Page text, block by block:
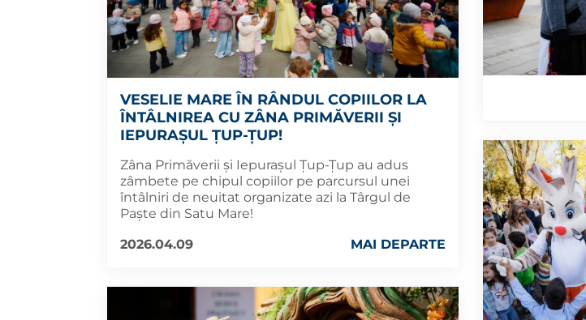
VESELIE MARE ÎN RÂNDUL COPIILOR LA
ÎNTÂLNIREA CU ZÂNA PRIMĂVERII ȘI
IEPURAȘUL ȚUP-ȚUP!
Zâna Primăverii și Iepurașul Țup-Țup au adus
zâmbete pe chipul copiilor pe parcursul unei
întâlniri de neuitat organizate azi la Târgul de
Paște din Satu Mare!
2026.04.09
MAI DEPARTE